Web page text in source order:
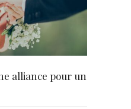
alliance pour un